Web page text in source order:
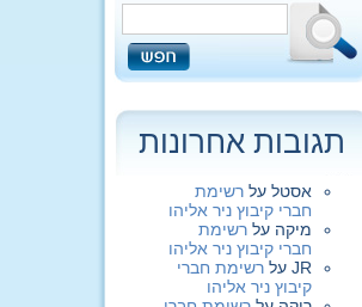
תגובות אחרונות
אסטל על רשימת
חברי קיבוץ ניר אליהו
מיקה על רשימת
חברי קיבוץ ניר אליהו
JR על רשימת חברי
קיבוץ ניר אליהו